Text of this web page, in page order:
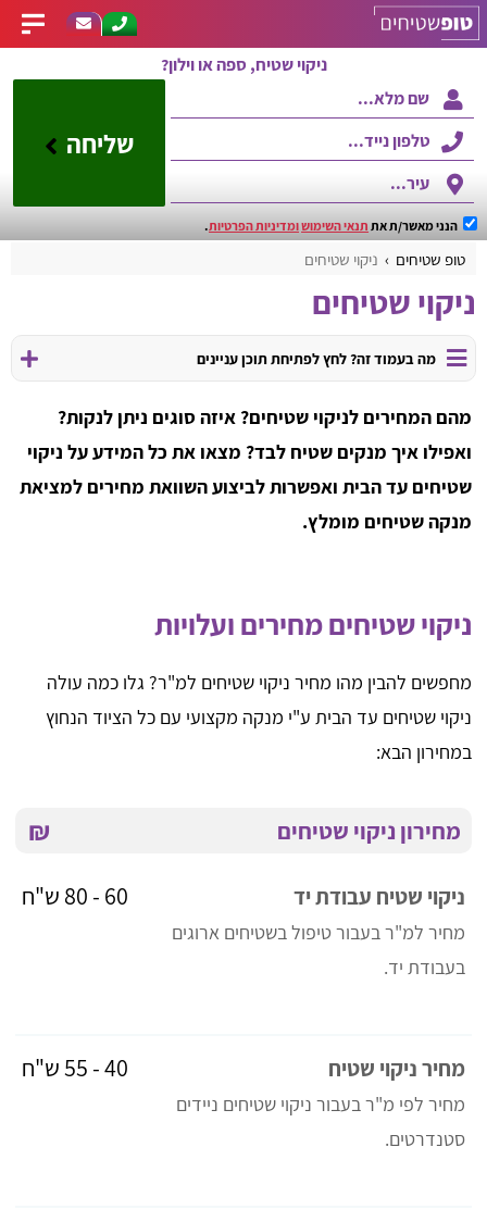
ניקוי שטיח, ספה או וילון?
שליחה
הנני מאשר/ת את תנאי השימושומדיניות הפרטיות.
טופ שטיחים ניקוי שטיחים
ניקוי שטיחים
מה בעמוד זה? לחץ לפתיחת תוכן עניינים
מהם המחירים לניקוי שטיחים? איזה סוגים ניתן לנקות?
ואפילו איך מנקים שטיח לבד? מצאו את כל המידע על ניקוי
שטיחים עד הבית ואפשרות לביצוע השוואת מחירים למציאת
מנקה שטיחים מומלץ.
ניקוי שטיחים מחירים ועלויות
מחפשים להבין מהו מחיר ניקוי שטיחים למ"ר? גלו כמה עולה
ניקוי שטיחים עד הבית ע"י מנקה מקצועי עם כל הציוד הנחוץ
במחירון הבא:
₪ מחירון ניקוי שטיחים
ניקוי שטיח עבודת יד
מחיר למ"ר בעבור טיפול בשטיחים ארוגים
בעבודת יד.
60 - 80 ש"ח
מחיר ניקוי שטיח
מחיר לפי מ"ר בעבור ניקוי שטיחים ניידים
סטנדרטים.
40 - 55 ש"ח